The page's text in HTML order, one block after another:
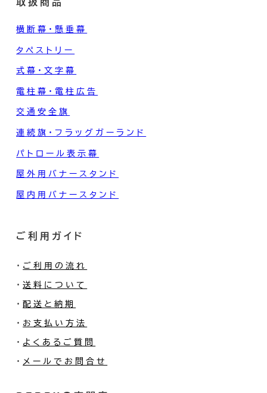
横断幕・懸垂幕
タペストリー
式幕・文字幕
電柱幕・電柱広告
交通安全旗
連続旗・フラッグガーランド
パトロール表示幕
屋外用バナースタンド
屋内用バナースタンド
ご利用ガイド
・ ご利用の流れ
・送料について
・配送と納期
・ お支払い方法
・ よくあるご質問
・ メールでお問合せ